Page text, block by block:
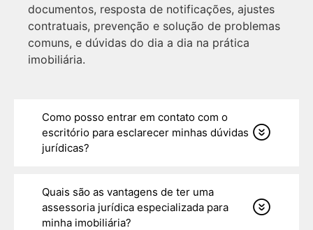
documentos, resposta de notificações, ajustes
contratuais, prevenção e solução de problemas
comuns, e dúvidas do dia a dia na prática
imobiliária.
Como posso entrar em contato com o
escritório para esclarecer minhas dúvidas
jurídicas?
Quais são as vantagens de ter uma
assessoria jurídica especializada para
minha imobiliária?